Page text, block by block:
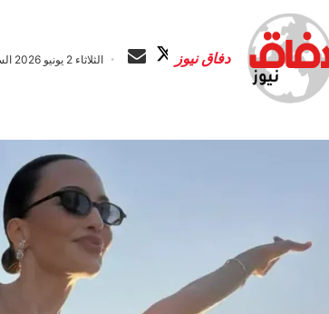
دفاق نيوز
ا
ب
ل
ر
إ
الثلاثاء 2 يونيو 2026 الساعة 3:38 ص